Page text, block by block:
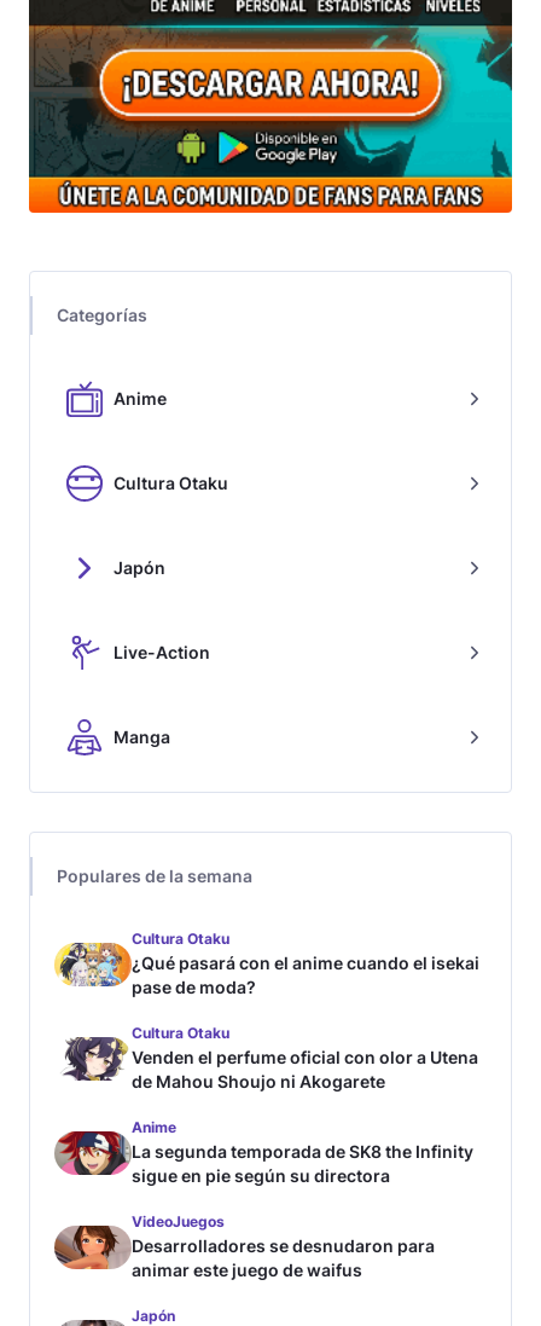
Categorías
Anime
Cultura Otaku
Japón
Live-Action
Manga
Populares de la semana
Cultura Otaku
¿Qué pasará con el anime cuando el isekai
pase de moda?
Cultura Otaku
Venden el perfume oficial con olor a Utena
de Mahou Shoujo ni Akogarete
Anime
La segunda temporada de SK8 the Infinity
sigue en pie según su directora
VideoJuegos
Desarrolladores se desnudaron para
animar este juego de waifus
Japón